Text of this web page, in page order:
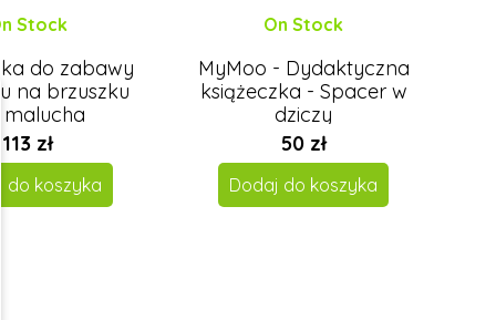
Stock
do zabawy
na brzuszku
113 zł
do koszyka
On Stock
MyMoo - Dydaktyczna
książeczka - Spacer w
dziczy
50 zł
Dodaj do koszyka